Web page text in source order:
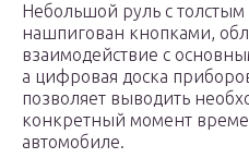
Небольшой руль с
нашпигован кнопками,
взаимодействие с
а цифровая доска
позволяет выводить
конкретный момент
автомобиле.